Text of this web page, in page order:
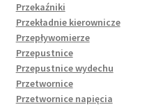
Przekaźniki
Przekładnie kierownicze
Przepływomierze
Przepustnice
Przepustnice wydechu
Przetwornice
Przetwornice napięcia